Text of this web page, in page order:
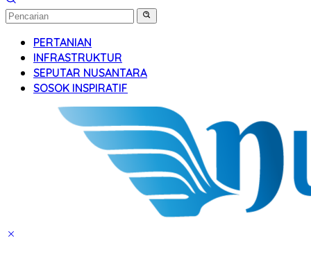
PERTANIAN
INFRASTRUKTUR
SEPUTAR NUSANTARA
SOSOK INSPIRATIF